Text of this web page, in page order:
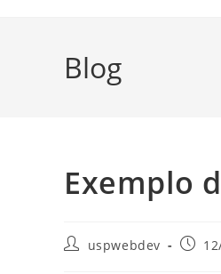
Blog
Exemplo
uspwebdev